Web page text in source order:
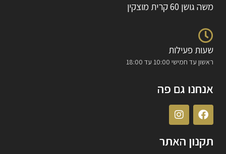
משה גושן 60 קרית מוצקין
שעות פעילות
ראשון עד חמישי 10:00 עד 18:00
אנחנו גם פה
תקנון האתר